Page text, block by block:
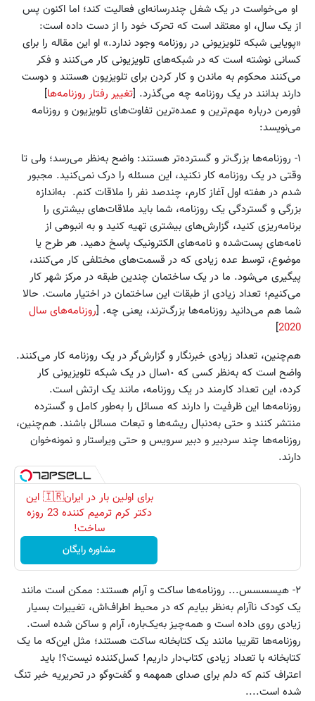
او می‌خواست در یک شغل چندرسانه‌ای فعالیت کند؛ اما اکنون پس
از یک سال، او معتقد است که تحرک خود را از دست داده ‌است:
«پویایی شبکه تلویزیونی در روزنامه وجود ندارد.» او این مقاله را برای
کسانی نوشته است که در شبکه‌های تلویزیونی کار می‌کنند و فکر
می‌کنند محکوم به ماندن و کار کردن برای تلویزیون هستند و دوست
دارند بدانند در یک روزنامه چه می‌گذرد. [تغییر رفتار روزنامه‌ها]
فورمن درباره مهم‌ترین و عمده‌ترین تفاوت‌های تلویزیون و روزنامه
می‌نویسد:
١- روزنامه‌ها بزرگ‌تر و گسترده‌تر هستند: واضح به‌نظر می‌رسد؛ ولی تا
وقتی در یک روزنامه کار نکنید، این مسئله را درک نمی‌کنید. مجبور
شدم در هفته اول آغاز کارم، چندصد نفر را ملاقات کنم. به‌اندازه
بزرگی و گستردگی یک روزنامه، شما باید ملاقات‌های بیشتری را
برنامه‌ریزی کنید، گزارش‌های بیشتری تهیه کنید و به انبوهی از
نامه‌های پست‌شده و نامه‌های الکترونیک پاسخ دهید. هر طرح یا
موضوع، توسط عده زیادی که در قسمت‌های مختلفی کار می‌کنند،
پیگیری می‌شود. ما در یک ساختمان چندین طبقه در مرکز شهر کار
می‌کنیم؛ تعداد زیادی از طبقات این ساختمان در اختیار ماست. حالا
شما هم می‌دانید روزنامه‌ها بزرگ‌ترند، یعنی چه. [روزنامه‌های سال
2020
]
هم‌چنین، تعداد زیادی خبرنگار و گزارش‌گر در یک روزنامه کار می‌کنند.
واضح است که به‌نظر کسی که ١٠سال در یک شبکه تلویزیونی کار
کرده، این تعداد کارمند در یک روزنامه، مانند یک ارتش است.
روزنامه‌ها این ظرفیت را دارند که مسائل را به‌طور کامل و گسترده
منتشر کنند و حتی به‌دنبال ریشه‌ها و تبعات مسائل باشند. هم‌چنین،
روزنامه‌ها چند سردبیر و دبیر سرویس و حتی ویراستار و نمونه‌خوان
دارند.
برای اولین بار در ایران🇮🇷 این
دکتر کرم ترمیم کننده 23 روزه
ساخت!
مشاوره رایگان
٢- هیسسسس... روزنامه‌ها ساکت و آرام هستند: ممکن است مانند
یک کودک نا‌آرام به‌نظر بیایم که در محیط اطراف‌اش، تغییرات بسیار
زیادی روی داده ‌است و همه‌چیز به‌یک‌باره، آرام و ساکن شده ‌است.
روزنامه‌ها تقریبا مانند یک کتابخانه ساکت هستند؛ مثل این‌که ما یک
کتابخانه با تعداد زیادی کتاب‌دار داریم! کسل‌کننده نیست؟! باید
اعتراف کنم که دلم برای صدای همهمه و گفت‌وگو در تحریریه خبر تنگ
شده ‌است....